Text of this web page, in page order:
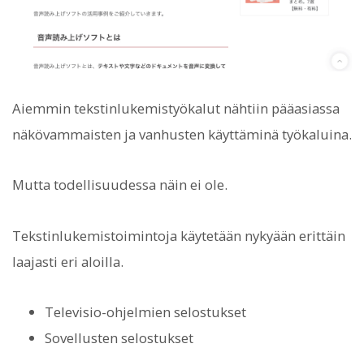
Aiemmin tekstinlukemistyökalut nähtiin pääasiassa
näkövammaisten ja vanhusten käyttäminä työkaluina.
Mutta todellisuudessa näin ei ole.
Tekstinlukemistoimintoja käytetään nykyään erittäin
laajasti eri aloilla.
Televisio-ohjelmien selostukset
Sovellusten selostukset